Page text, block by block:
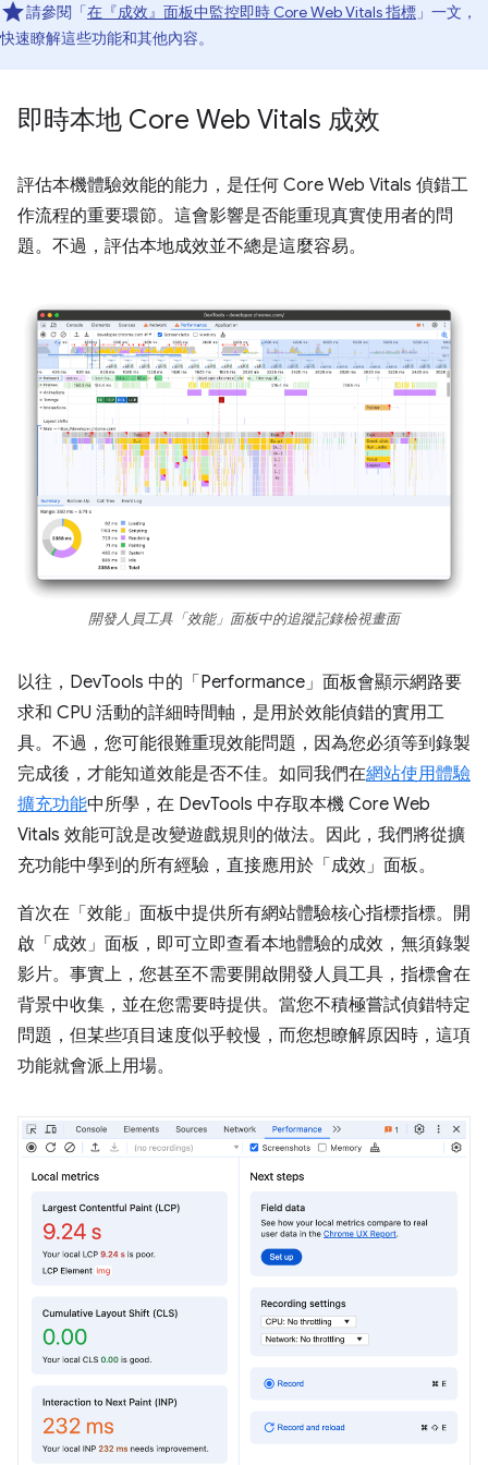
請參閱「 在『成效』面板中監控即時 Core Web Vitals 指標 」一文，
快速瞭解這些功能和其他內容。
即時本地 Core Web Vitals 成效
評估本機體驗效能的能力，是任何 Core Web Vitals 偵錯工
作流程的重要環節。這會影響是否能重現真實使用者的問
題。不過，評估本地成效並不總是這麼容易。
開發人員工具「效能」面板中的追蹤記錄檢視畫面
以往，DevTools 中的「Performance」面板會顯示網路要
求和 CPU 活動的詳細時間軸，是用於效能偵錯的實用工
具。不過，您可能很難重現效能問題，因為您必須等到錄製
完成後，才能知道效能是否不佳。如同我們在網站使用體驗
擴充功能中所學，在 DevTools 中存取本機 Core Web
Vitals 效能可說是改變遊戲規則的做法。因此，我們將從擴
充功能中學到的所有經驗，直接應用於「成效」面板。
首次在「效能」面板中提供所有網站體驗核心指標指標。開
啟「成效」面板，即可立即查看本地體驗的成效，無須錄製
影片。事實上，您甚至不需要開啟開發人員工具，指標會在
背景中收集，並在您需要時提供。當您不積極嘗試偵錯特定
問題，但某些項目速度似乎較慢，而您想瞭解原因時，這項
功能就會派上用場。